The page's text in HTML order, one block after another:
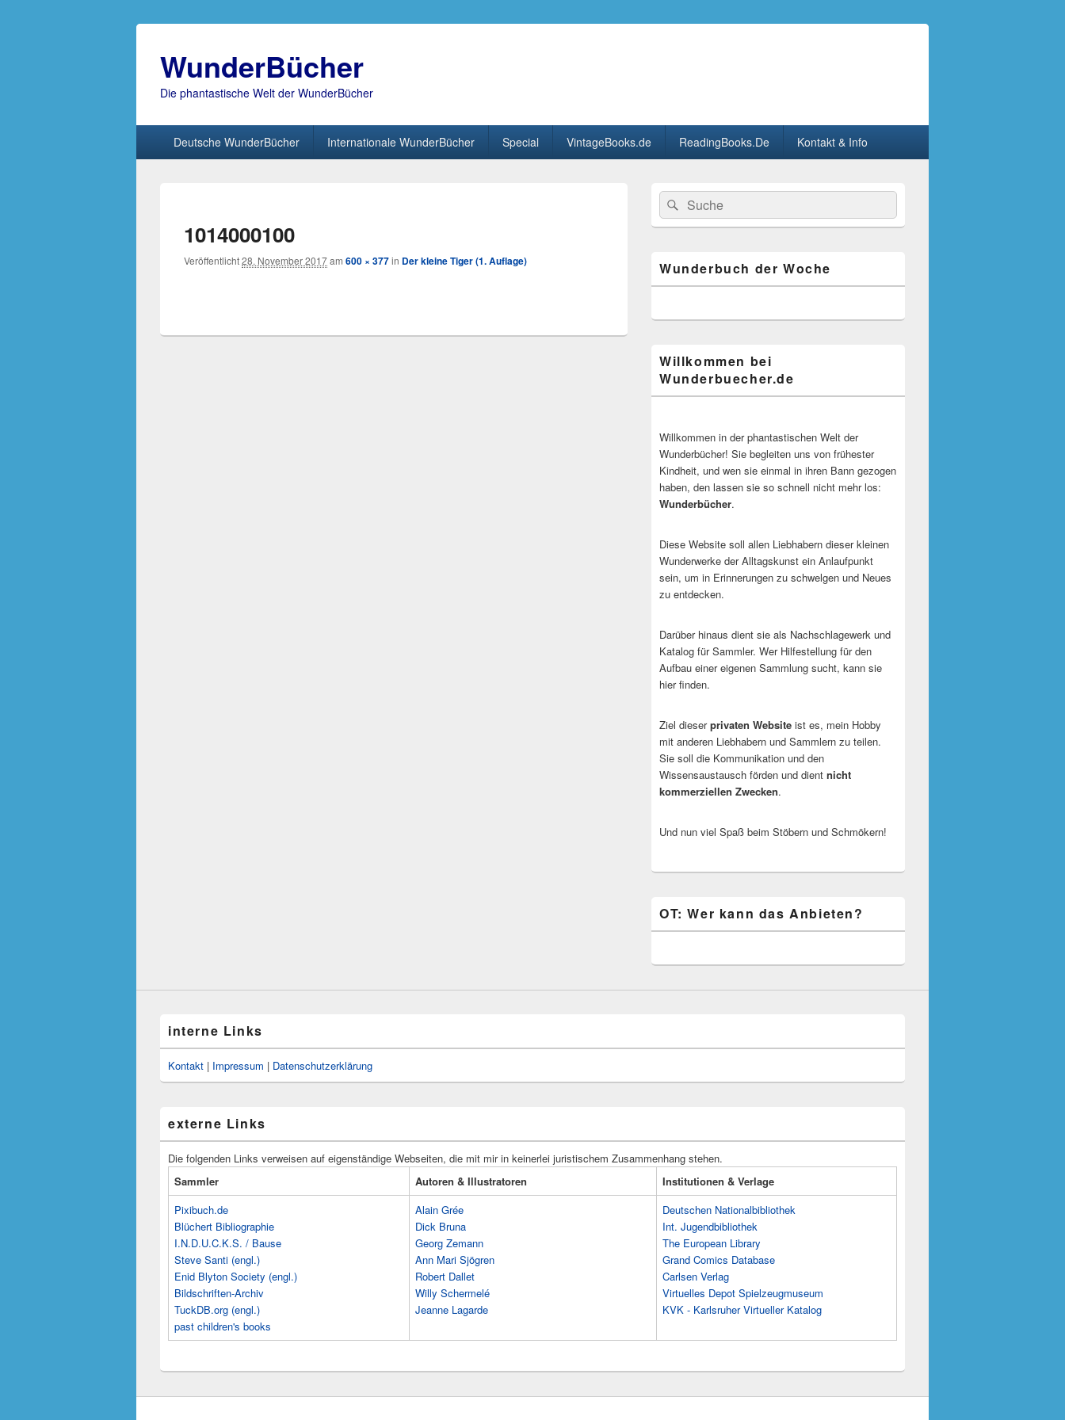
WunderBücher
Die phantastische Welt der WunderBücher
Deutsche WunderBücher Internationale WunderBücher Special VintageBooks.de ReadingBooks.De Kontakt & Info
Navigation
1014000100
Veröffentlicht28. November 2017am 600 × 377in Der kleine Tiger (1. Auflage)
Primärer
Seitenleisten
Widget-
Bereich
Search
for:
Suche
Wunderbuch der Woche
Willkommen bei
Wunderbuecher.de
Willkommen in der phantastischen Welt der
Wunderbücher! Sie begleiten uns von frühester
Kindheit, und wen sie einmal in ihren Bann gezogen
haben, den lassen sie so schnell nicht mehr los:
Wunderbücher.
Diese Website soll allen Liebhabern dieser kleinen
Wunderwerke der Alltagskunst ein Anlaufpunkt
sein, um in Erinnerungen zu schwelgen und Neues
zu entdecken.
Darüber hinaus dient sie als Nachschlagewerk und
Katalog für Sammler. Wer Hilfestellung für den
Aufbau einer eigenen Sammlung sucht, kann sie
hier finden.
Ziel dieserprivaten Website ist es, mein Hobby
mit anderen Liebhabern und Sammlern zu teilen.
Sie soll die Kommunikation und den
Wissensaustausch förden und dient nicht
kommerziellen Zwecken.
Und nun viel Spaß beim Stöbern und Schmökern!
OT: Wer kann das Anbieten?
interne Links
Kontakt | Impressum | Datenschutzerklärung
externe Links
Die folgenden Links verweisen auf eigenständige Webseiten, die mit mir in keinerlei juristischem Zusammenhang stehen.
Sammler
Autoren & Illustratoren
Institutionen & Verlage
Pixibuch.de
Blüchert Bibliographie
I.N.D.U.C.K.S. / Bause
Steve Santi (engl.)
Enid Blyton Society (engl.)
Bildschriften-Archiv
TuckDB.org (engl.)
past children's books
Alain Grée
Dick Bruna
Georg Zemann
Ann Mari Sjögren
Robert Dallet
Willy Schermelé
Jeanne Lagarde
Deutschen Nationalbibliothek
Int. Jugendbibliothek
The European Library
Grand Comics Database
Carlsen Verlag
Virtuelles Depot Spielzeugmuseum
KVK - Karlsruher Virtueller Katalog